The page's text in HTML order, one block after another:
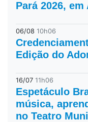
Pará 2026,
06/08 10h06
Edição do
16/07 11h06
Espetáculo
música,
no Teatro